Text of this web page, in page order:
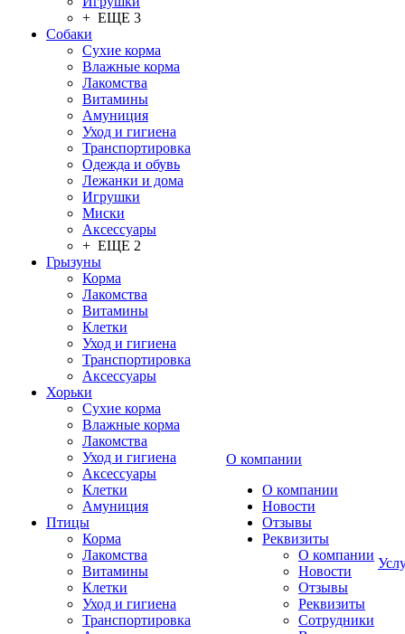
+ ЕЩЕ 3
Собаки
Сухие корма
Влажные корма
Лакомства
Витамины
Амуниция
Уход и гигиена
Транспортировка
Одежда и обувь
Лежанки и дома
Игрушки
Миски
Аксессуары
+ ЕЩЕ 2
Грызуны
Корма
Лакомства
Витамины
Клетки
Уход и гигиена
Транспортировка
Аксессуары
Хорьки
Сухие корма
Влажные корма
Лакомства
Уход и гигиена
Аксессуары
Клетки
Амуниция
Птицы
Корма
Лакомства
Витамины
Клетки
Уход и гигиена
Транспортировка
О компании
О компании
Новости
Отзывы
Реквизиты
О компании
Новости
Отзывы
Реквизиты
Сотрудники